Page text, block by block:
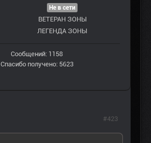
Не в сети
ВЕТЕРАН ЗOНЫ
ЛЕГЕНДА ЗОНЫ
Сообщений: 1158
Спасибо получено: 5623
#423